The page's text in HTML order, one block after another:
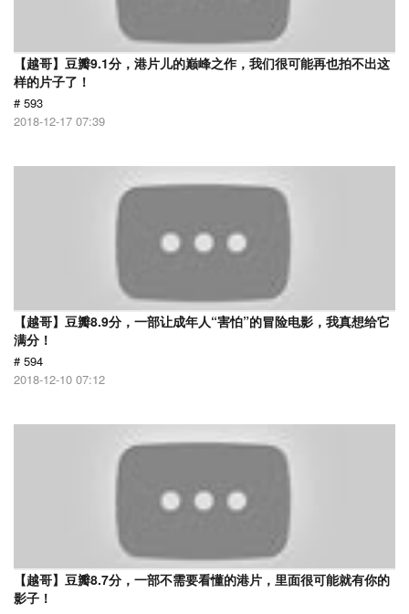
【越哥】豆瓣9.1分，港片儿的巅峰之作，我们很可能再也拍不出这
样的片子了！
# 593
2018-12-17 07:39
【越哥】豆瓣8.9分，一部让成年人“害怕”的冒险电影，我真想给它
满分！
# 594
2018-12-10 07:12
【越哥】豆瓣8.7分，一部不需要看懂的港片，里面很可能就有你的
影子！